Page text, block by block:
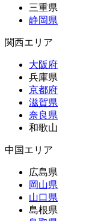
三重県
静岡県
関西エリア
大阪府
兵庫県
京都府
滋賀県
奈良県
和歌山
中国エリア
広島県
岡山県
山口県
島根県